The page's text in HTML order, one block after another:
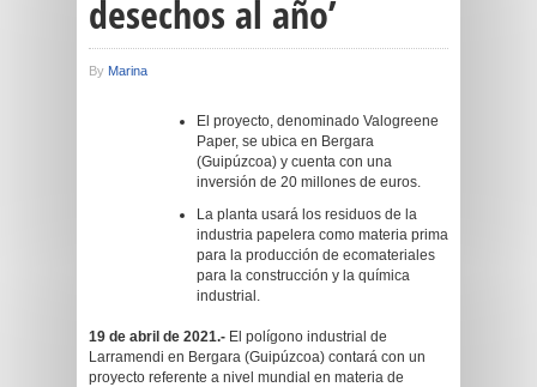
desechos al año’
By Marina
El proyecto, denominado Valogreene
Paper, se ubica en Bergara
(Guipúzcoa) y cuenta con una
inversión de 20 millones de euros.
La planta usará los residuos de la
industria papelera como materia prima
para la producción de ecomateriales
para la construcción y la química
industrial.
19 de abril de 2021.- El polígono industrial de
Larramendi en Bergara (Guipúzcoa) contará con un
proyecto referente a nivel mundial en materia de